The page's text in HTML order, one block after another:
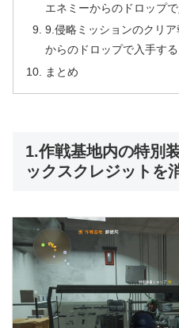
エネミーからのドロップ
9.侵略ミッションのクリ
からのドロップで入手する
まとめ
1.作戦基地内の特別
ックスクレジットを